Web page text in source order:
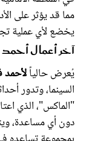
مما قد يؤثر على
يخضع لأي عملية
آخر أعمال
يُعرض حالياً
السينما، وتدور
"الماكس"، الذي
دون أي مساعدة،